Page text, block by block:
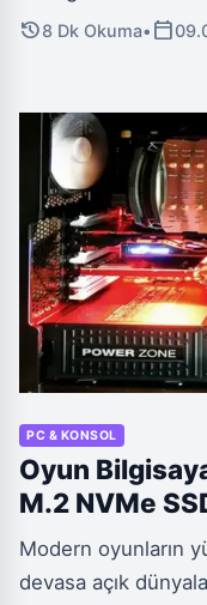
genişliklerinde
history8 Dk Okuma• calendar_today
PC & KONSOL
Oyun
M.2 NVMe
Modern oyunların
devasa açık